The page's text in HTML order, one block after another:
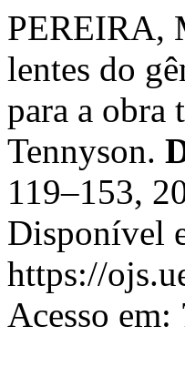
PEREIRA,
lentes do
para a
Tennyson.
119–153,
Disponível
https://
Acesso em: